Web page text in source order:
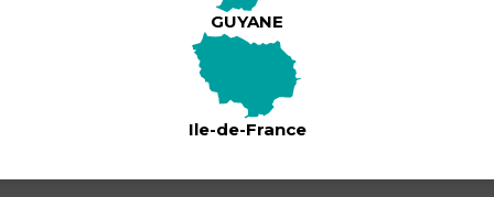
GUYANE
Ile-de-France